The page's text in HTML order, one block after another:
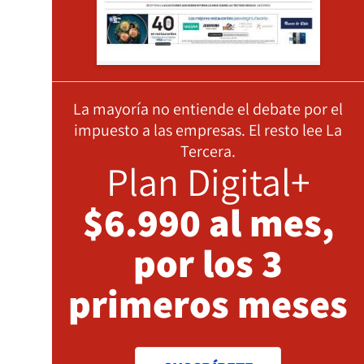
La mayoría no entiende el debate por el
impuesto a las empresas. El resto lee La
Tercera.
Plan Digital+
$6.990 al mes,
por los 3
primeros meses